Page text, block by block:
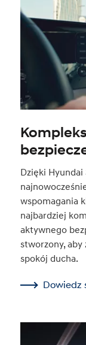
Dzięki Hyundai
wspomagania
najbardziej
aktywnego
stworzony,
spokój ducha.
Dowiedz